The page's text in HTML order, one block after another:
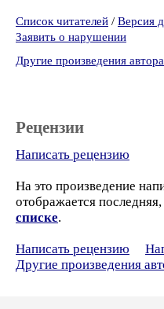
Список читателей / Версия
Заявить о нарушении
Другие произведения
Рецензии
Написать рецензию
На это произведение
отображается
списке.
Написать рецензию
Другие произведения